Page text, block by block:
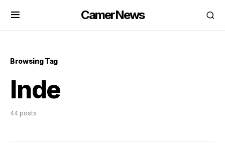
CamerNews
Browsing Tag
Inde
44 posts